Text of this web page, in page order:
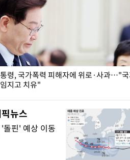
령, 국가폭력 피해자에 위로·사과…"
지고 치유"
뉴스
돌핀' 예상 이동